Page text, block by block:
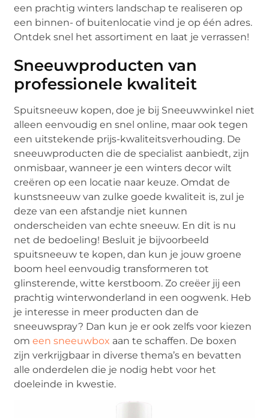
een prachtig winters landschap te realiseren op
een binnen- of buitenlocatie vind je op één adres.
Ontdek snel het assortiment en laat je verrassen!
Sneeuwproducten van
professionele kwaliteit
Spuitsneeuw kopen, doe je bij Sneeuwwinkel niet
alleen eenvoudig en snel online, maar ook tegen
een uitstekende prijs-kwaliteitsverhouding. De
sneeuwproducten die de specialist aanbiedt, zijn
onmisbaar, wanneer je een winters decor wilt
creëren op een locatie naar keuze. Omdat de
kunstsneeuw van zulke goede kwaliteit is, zul je
deze van een afstandje niet kunnen
onderscheiden van echte sneeuw. En dit is nu
net de bedoeling! Besluit je bijvoorbeeld
spuitsneeuw te kopen, dan kun je jouw groene
boom heel eenvoudig transformeren tot
glinsterende, witte kerstboom. Zo creëer jij een
prachtig winterwonderland in een oogwenk. Heb
je interesse in meer producten dan de
sneeuwspray? Dan kun je er ook zelfs voor kiezen
omeen sneeuwbox aan te schaffen. De boxen
zijn verkrijgbaar in diverse thema’s en bevatten
alle onderdelen die je nodig hebt voor het
doeleinde in kwestie.